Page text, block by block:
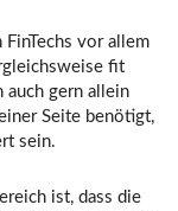
vor allem
fit
auch gern allein
Seite benötigt,
sein.
ist, dass die